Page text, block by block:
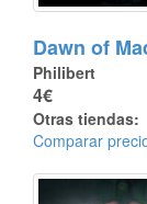
Dawn of
Philibert
4€
Otras tiendas:
Comparar